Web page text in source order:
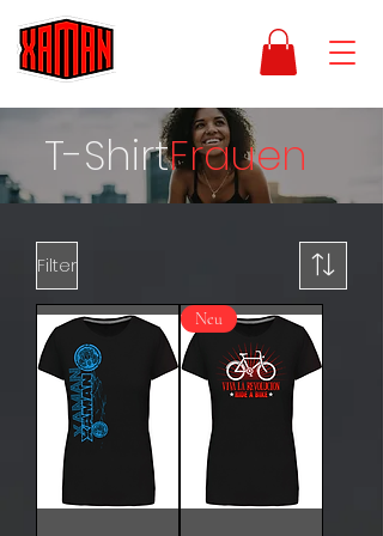
T-ShirtFrauen
Filter
Neu